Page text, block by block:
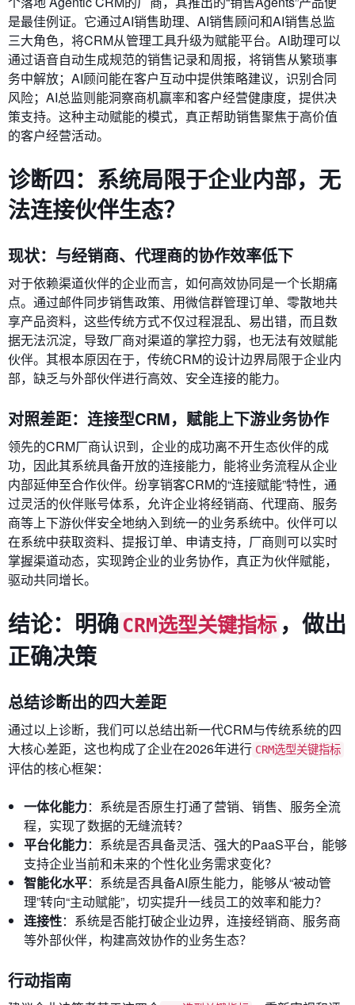
是最佳例证。它通过AI销售助理、AI销售顾问和AI销售总监
三大角色，将CRM从管理工具升级为赋能平台。AI助理可以
通过语音自动生成规范的销售记录和周报，将销售从繁琐事
务中解放；AI顾问能在客户互动中提供策略建议，识别合同
风险；AI总监则能洞察商机赢率和客户经营健康度，提供决
策支持。这种主动赋能的模式，真正帮助销售聚焦于高价值
的客户经营活动。
诊断四：系统局限于企业内部，无
法连接伙伴生态？
现状：与经销商、代理商的协作效率低下
对于依赖渠道伙伴的企业而言，如何高效协同是一个长期痛
点。通过邮件同步销售政策、用微信群管理订单、零散地共
享产品资料，这些传统方式不仅过程混乱、易出错，而且数
据无法沉淀，导致厂商对渠道的掌控力弱，也无法有效赋能
伙伴。其根本原因在于，传统CRM的设计边界局限于企业内
部，缺乏与外部伙伴进行高效、安全连接的能力。
对照差距：连接型CRM，赋能上下游业务协作
领先的CRM厂商认识到，企业的成功离不开生态伙伴的成
功，因此其系统具备开放的连接能力，能将业务流程从企业
内部延伸至合作伙伴。纷享销客CRM的“连接赋能”特性，通
过灵活的伙伴账号体系，允许企业将经销商、代理商、服务
商等上下游伙伴安全地纳入到统一的业务系统中。伙伴可以
在系统中获取资料、提报订单、申请支持，厂商则可以实时
掌握渠道动态，实现跨企业的业务协作，真正为伙伴赋能，
驱动共同增长。
结论：明确CRM选型关键指标 ，做出
正确决策
总结诊断出的四大差距
通过以上诊断，我们可以总结出新一代CRM与传统系统的四
大核心差距，这也构成了企业在2026年进行 CRM选型关键指标
评估的核心框架：
一体化能力：系统是否原生打通了营销、销售、服务全流
程，实现了数据的无缝流转？
平台化能力：系统是否具备灵活、强大的PaaS平台，能够
支持企业当前和未来的个性化业务需求变化？
智能化水平：系统是否具备AI原生能力，能够从“被动管
理”转向“主动赋能”，切实提升一线员工的效率和能力？
连接性：系统是否能打破企业边界，连接经销商、服务商
等外部伙伴，构建高效协作的业务生态？
行动指南